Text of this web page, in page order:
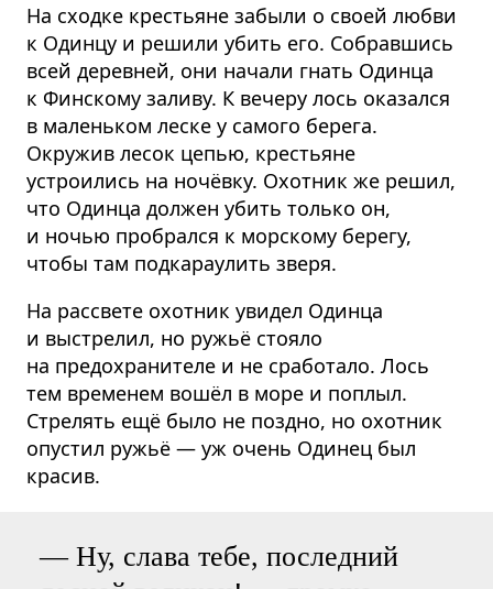
На сходке крестьяне забыли о своей любви
к Одинцу и решили убить его. Собравшись
всей деревней, они начали гнать Одинца
к Финскому заливу. К вечеру лось оказался
в маленьком леске у самого берега.
Окружив лесок цепью, крестьяне
устроились на ночёвку. Охотник же решил,
что Одинца должен убить только он,
и ночью пробрался к морскому берегу,
чтобы там подкараулить зверя.
На рассвете охотник увидел Одинца
и выстрелил, но ружьё стояло
на предохранителе и не сработало. Лось
тем временем вошёл в море и поплыл.
Стрелять ещё было не поздно, но охотник
опустил ружьё — уж очень Одинец был
красив.
— Ну, слава тебе, последний